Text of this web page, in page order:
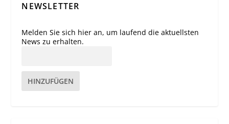
NEWSLETTER
Melden Sie sich hier an, um laufend die aktuellsten
News zu erhalten.
HINZUFÜGEN